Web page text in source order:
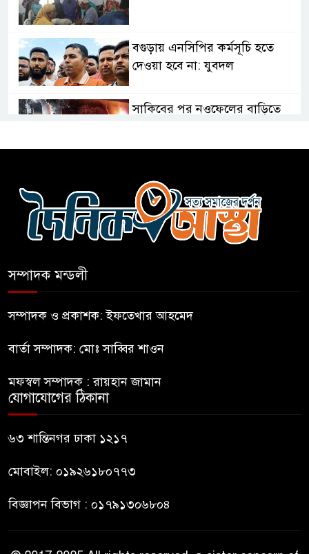
বগুড়ায় এনসিপির কর্মসূচি হতে
দেওয়া হবে না: যুবদল
সাকিবের পর নওফেলের বাড়িতে
আহত-১০
বন্যায় পাটগ্রামে সড়ক ভেঙে
চালাচ্ছেন তারেক: কাদের সিদ্দিকী
জুলাই জাদুঘরে টিকিট জালিয়াতি!
সম্পাদক মন্ডলী
সম্পাদক ও প্রকাশক: ইফতেখার আহমেদ
বার্তা সম্পাদক: মোঃ সাব্বির শাওন
মফস্বল সম্পাদক : রায়হান জামান
যোগাযোগের ঠিকানা
৬৩ শান্তিনগর ঢাকা ১২১৭
মোবাইল: ০১৯২৬১৮০৭৭৩
বিজ্ঞাপন বিভাগ : ০১৭৯১৩০৬৮০৪